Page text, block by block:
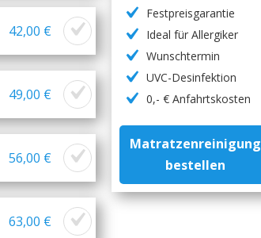
42,00 €
49,00 €
56,00 €
63,00 €
Festpreisgarantie
Ideal für Allergiker
Wunschtermin
UVC-Desinfektion
0,- € Anfahrtskosten
Matratzenreinigung
bestellen